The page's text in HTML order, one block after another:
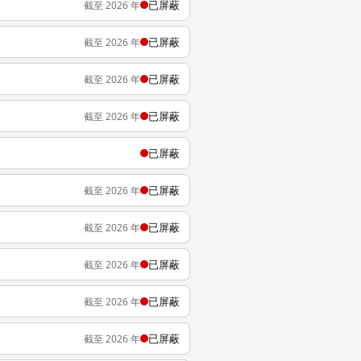
截至 2026 年 已屏蔽
截至 2026 年 已屏蔽
截至 2026 年 已屏蔽
截至 2026 年 已屏蔽
已屏蔽
截至 2026 年 已屏蔽
截至 2026 年 已屏蔽
截至 2026 年 已屏蔽
截至 2026 年 已屏蔽
截至 2026 年 已屏蔽